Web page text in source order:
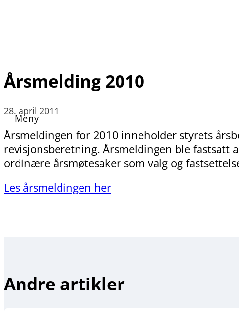
Årsmelding 2010
28. april 2011
Årsmeldingen for 2010 inneholder styrets
revisjonsberetning. Årsmeldingen ble fastsatt
ordinære årsmøtesaker som valg og
Les årsmeldingen her
Andre artikler